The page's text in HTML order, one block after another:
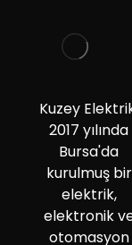
Kuzey
2017 yılında
Bursa'da
kurulmuş bir
elektrik,
elektronik
otomasyon